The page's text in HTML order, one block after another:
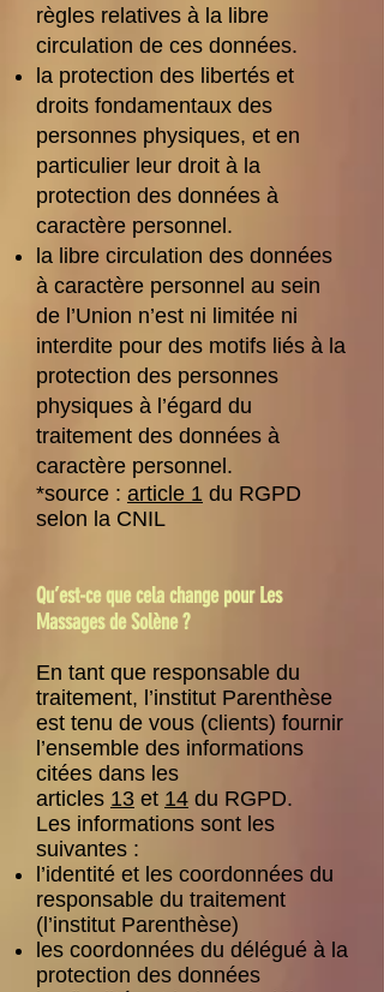
règles relatives à la libre
circulation de ces données.
la protection des libertés et
droits fondamentaux des
personnes physiques, et en
particulier leur droit à la
protection des données à
caractère personnel.
la libre circulation des données
à caractère personnel au sein
de l’Union n’est ni limitée ni
interdite pour des motifs liés à la
protection des personnes
physiques à l’égard du
traitement des données à
caractère personnel.
*source : article 1 du RGPD
selon la CNIL
Qu’est-ce que cela change pour Les
Massages de Solène ?
En tant que responsable du
traitement, l’institut Parenthèse
est tenu de vous (clients) fournir
l’ensemble des informations
citées dans les
articles 13 et 14 du RGPD.
Les informations sont les
suivantes :
l’identité et les coordonnées du
responsable du traitement
(l’institut Parenthèse)
les coordonnées du délégué à la
protection des données